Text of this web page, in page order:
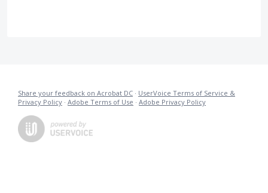
Share your feedback on Acrobat DC · UserVoice Terms of Service &
Privacy Policy · Adobe Terms of Use · Adobe Privacy Policy